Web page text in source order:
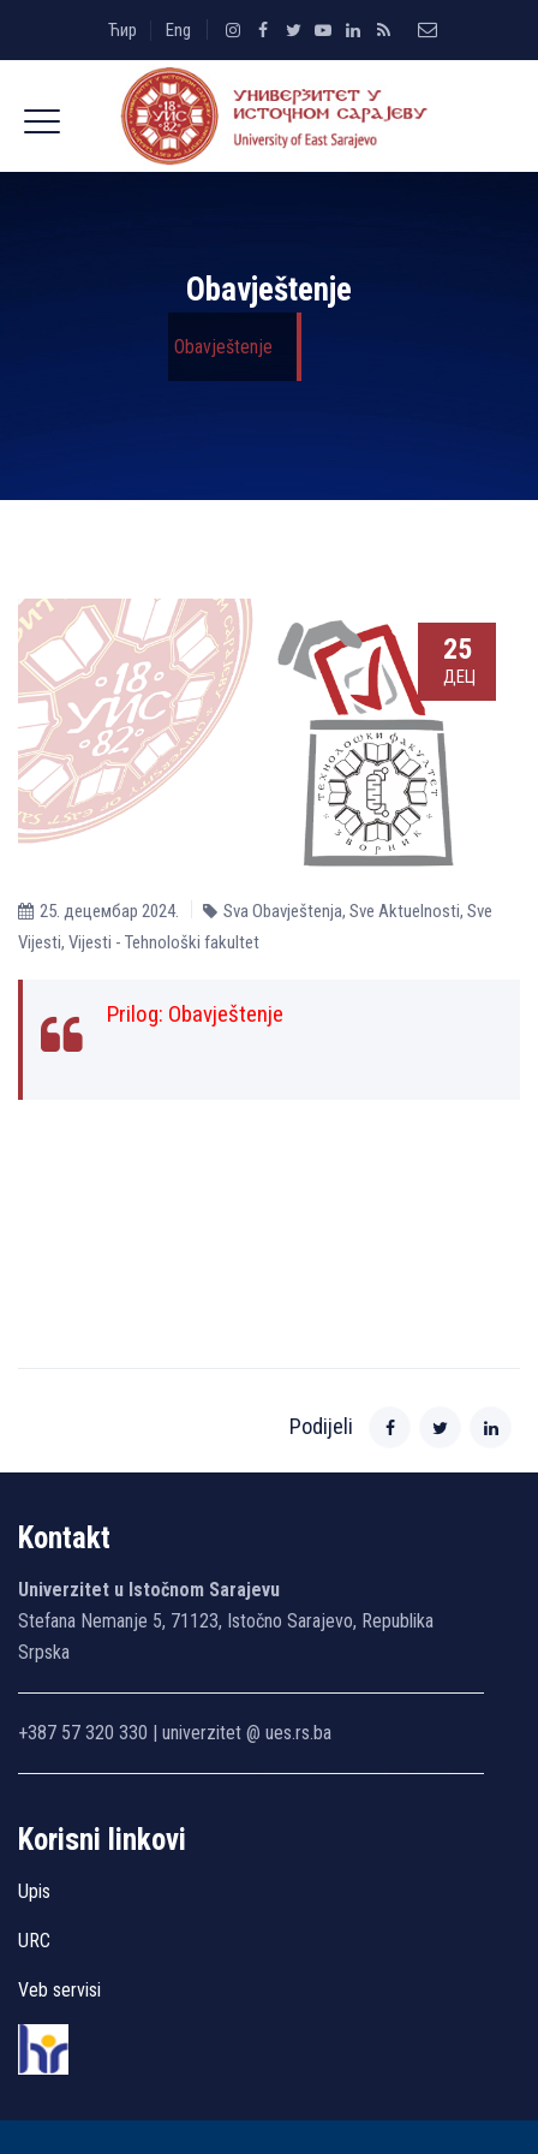
Ћир Eng
Obavještenje
Obavještenje
25
ДЕЦ
25. децембар 2024. Sva Obavještenja, Sve Aktuelnosti, Sve
Vijesti, Vijesti - Tehnološki fakultet
Prilog: Obavještenje
Podijeli
Kontakt
Univerzitet u Istočnom Sarajevu
Stefana Nemanje 5, 71123, Istočno Sarajevo, Republika
Srpska
+387 57 320 330 | univerzitet @ ues.rs.ba
Korisni linkovi
Upis
URC
Veb servisi